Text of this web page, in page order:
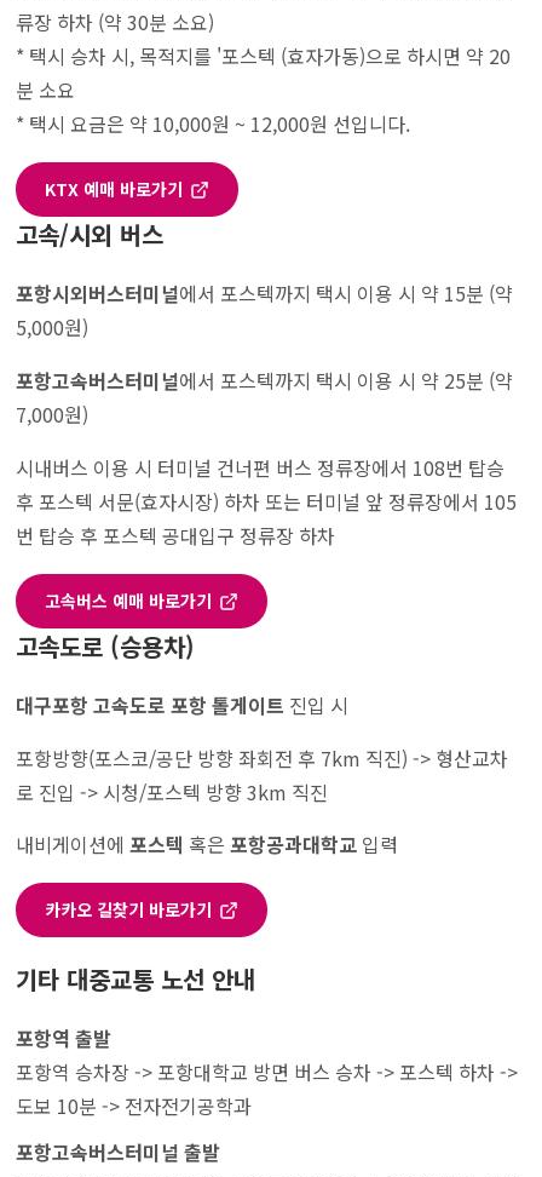
류장 하차 (약 30분 소요)
* 택시 승차 시, 목적지를 '포스텍 (효자가동)으로 하시면 약 20
분 소요
* 택시 요금은 약 10,000원 ~ 12,000원 선입니다.
KTX 예매 바로가기
고속/시외 버스
포항시외버스터미널에서 포스텍까지 택시 이용 시 약 15분 (약
5,000원)
포항고속버스터미널에서 포스텍까지 택시 이용 시 약 25분 (약
7,000원)
시내버스 이용 시 터미널 건너편 버스 정류장에서 108번 탑승
후 포스텍 서문(효자시장) 하차 또는 터미널 앞 정류장에서 105
번 탑승 후 포스텍 공대입구 정류장 하차
고속버스 예매 바로가기
고속도로 (승용차)
대구포항 고속도로 포항 톨게이트 진입 시
포항방향(포스코/공단 방향 좌회전 후 7km 직진) -> 형산교차
로 진입 -> 시청/포스텍 방향 3km 직진
내비게이션에포스텍 혹은포항공과대학교 입력
카카오 길찾기 바로가기
기타 대중교통 노선 안내
포항역 출발
포항역 승차장 -> 포항대학교 방면 버스 승차 -> 포스텍 하차 ->
도보 10분 -> 전자전기공학과
포항고속버스터미널 출발